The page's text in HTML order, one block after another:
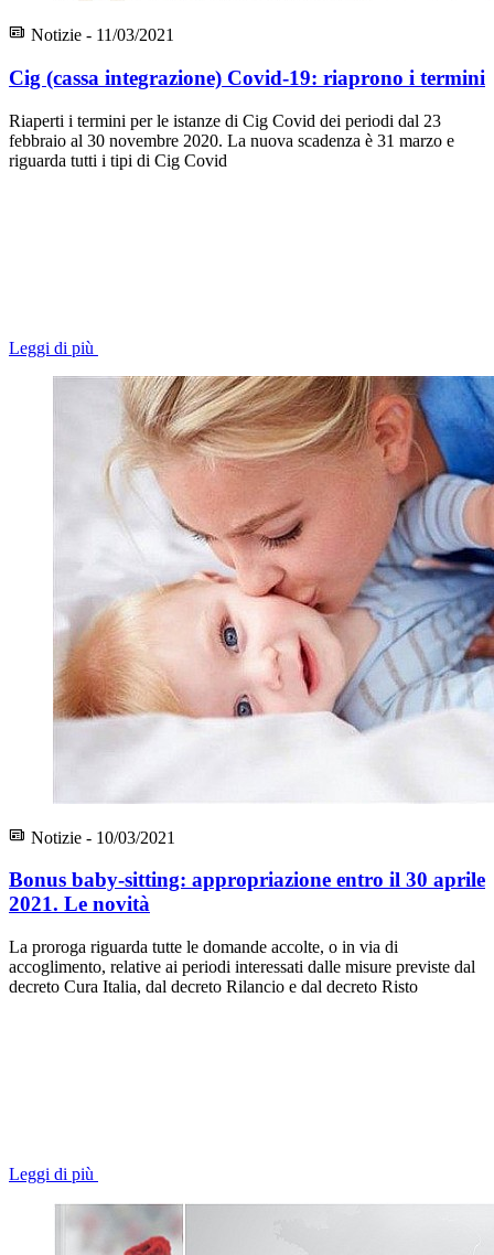
Notizie - 11/03/2021
Cig (cassa integrazione) Covid-19: riaprono i termini
Riaperti i termini per le istanze di Cig Covid dei periodi dal 23
febbraio al 30 novembre 2020. La nuova scadenza è 31 marzo e
riguarda tutti i tipi di Cig Covid
Leggi di più
Notizie - 10/03/2021
Bonus baby-sitting: appropriazione entro il 30 aprile
2021. Le novità
La proroga riguarda tutte le domande accolte, o in via di
accoglimento, relative ai periodi interessati dalle misure previste dal
decreto Cura Italia, dal decreto Rilancio e dal decreto Risto
Leggi di più